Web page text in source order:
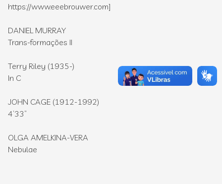
https://www.eeebrouwer.com]
DANIEL MURRAY
Trans-formações II
Terry Riley (1935-)
In C
JOHN CAGE (1912-1992)
4’33”
OLGA AMELKINA-VERA
Nebulae